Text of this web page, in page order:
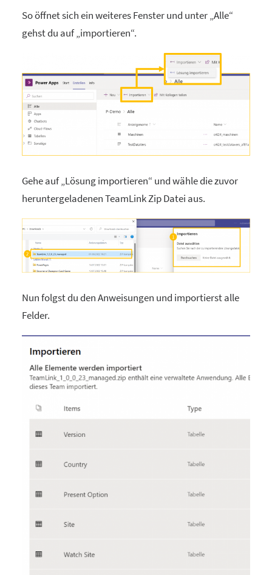
So öffnet sich ein weiteres Fenster und unter „Alle“
gehst du auf „importieren“.
Gehe auf „Lösung importieren“ und wähle die zuvor
heruntergeladenen TeamLink Zip Datei aus.
Nun folgst du den Anweisungen und importierst alle
Felder.